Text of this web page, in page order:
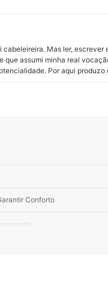
Mas ler, escrever
que assumi minha real
Por aqui
Conforto